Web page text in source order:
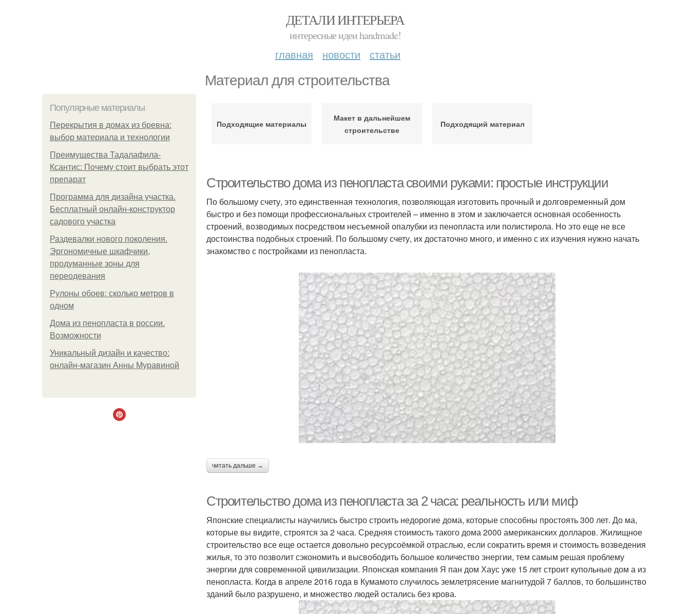
ДЕТАЛИ ИНТЕРЬЕРА
интересные идеи handmade!
главная новости статьи
Материал для строительства
Популярные материалы
Перекрытия в домах из бревна:
выбор материала и технологии
Преимущества Тадалафила-
Ксантис: Почему стоит выбрать этот
препарат
Программа для дизайна участка.
Бесплатный онлайн-конструктор
садового участка
Раздевалки нового поколения.
Эргономичные шкафчики,
продуманные зоны для
переодевания
Рулоны обоев: сколько метров в
одном
Дома из пенопласта в россии.
Возможности
Уникальный дизайн и качество:
онлайн-магазин Анны Муравиной
Подходящие материалы
Макет в дальнейшем
строительстве
Подходящий материал
Строительство дома из пенопласта своими руками: простые инструкции
По большому счету, это единственная технология, позволяющая изготовить прочный и долговременный дом
быстро и без помощи профессиональных строителей – именно в этом и заключается основная особенность
строений, возводимых посредством несъемной опалубки из пенопласта или полистирола. Но это еще не все
достоинства подобных строений. По большому счету, их достаточно много, и именно с их изучения нужно начать
знакомство с постройками из пенопласта.
читать дальше →
Строительство дома из пенопласта за 2 часа: реальность или миф
Японские специалисты научились быстро строить недорогие дома, которые способны простоять 300 лет. До ма,
которые вы видите, строятся за 2 часа. Средняя стоимость такого дома 2000 американских долларов. Жилищное
строительство все еще остается довольно ресурсоёмкой отраслью, если сократить время и стоимость возведения
жилья, то это позволит сэкономить и высвободить большое количество энергии, тем самым решая проблему
энергии для современной цивилизации. Японская компания Я пан дом Хаус уже 15 лет строит купольные дом а из
пенопласта. Когда в апреле 2016 года в Кумамото случилось землетрясение магнитудой 7 баллов, то большинство
зданий было разрушено, и множество людей остались без крова.